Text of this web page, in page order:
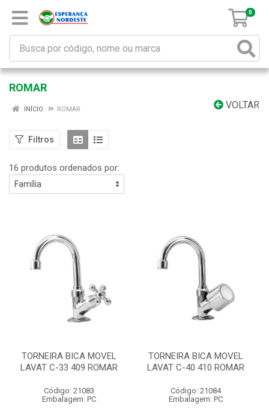
0
ROMAR
VOLTAR
INÍCIO ROMAR
Filtros
16 produtos ordenados por:
TORNEIRA BICA MOVEL
LAVAT C-33 409 ROMAR
Código: 21083
Embalagem: PC
TORNEIRA BICA MOVEL
LAVAT C-40 410 ROMAR
Código: 21084
Embalagem: PC